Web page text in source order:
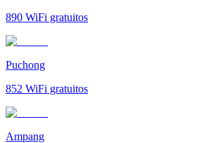
890 WiFi gratuitos
Puchong
852 WiFi gratuitos
Ampang